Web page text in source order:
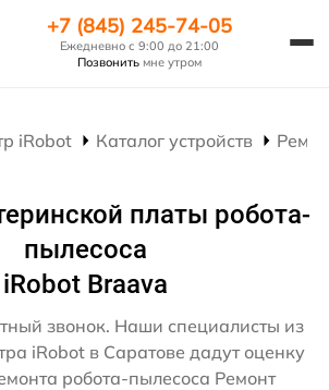
+7 (845) 245-74-05
Ежедневно с 9:00 до 21:00
Позвонить мне утром
iRobot Каталог устройств
платы робота-
пылесоса
iRobot Braava
звонок. Наши специалисты из
iRobot в Саратове дадут оценку
робота-пылесоса Ремонт